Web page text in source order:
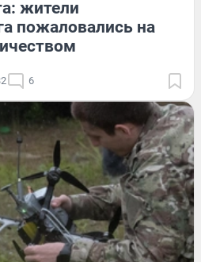
жители
пожаловались на
6